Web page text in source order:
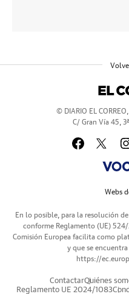
© DIARIO EL
C/ Gran Vía 45,
Webs
En lo posible, para la resolución
conforme Reglamento (UE)
Comisión Europea facilita como
y que se
https://
ContactarQuiénes
Reglamento UE 2024/1083